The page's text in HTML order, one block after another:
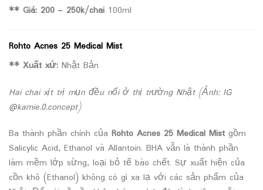
** Giá: 200 – 250k/chai 100ml
Rohto Acnes 25 Medical Mist
** Xuất xứ: Nhật Bản
Hai chai xịt trị mụn đều nổi ở thị trường Nhật (Ảnh: IG
@kamie.0.concept)
Ba thành phần chính của Rohto Acnes 25 Medical Mist gồm
Salicylic Acid, Ethanol và Allantoin. BHA vẫn là thành phần
làm mềm lớp sừng, loại bỏ tế bào chết. Sự xuất hiện của
cồn khô (Ethanol) không có gì xa lạ với các sản phẩm của